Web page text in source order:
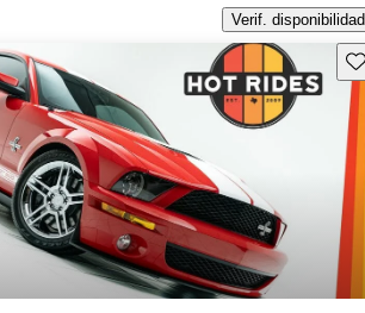
Verif. disponibilidad